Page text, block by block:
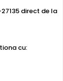
are intrari
direct de la
cu: